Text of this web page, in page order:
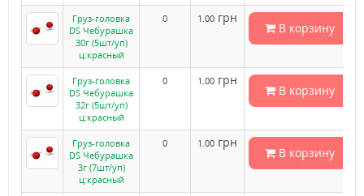
Груз-головка
DS Чебурашка
30г (5шт/уп)
ц:красный
0 1.00 грн
В корзину
Груз-головка
DS Чебурашка
32г (5шт/уп)
ц:красный
0 1.00 грн
В корзину
Груз-головка
DS Чебурашка
3г (7шт/уп)
ц:красный
0 1.00 грн
В корзину